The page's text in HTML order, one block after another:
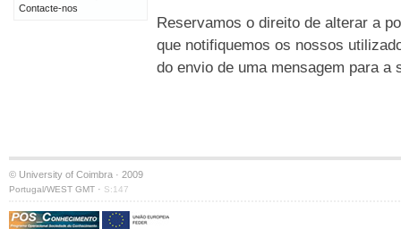
Reservamos o direito de alterar a
que notifiquemos os nossos
do envio de uma mensagem para
Contacte-nos
© University of Coimbra · 2009
Portugal/WEST GMT · S:147